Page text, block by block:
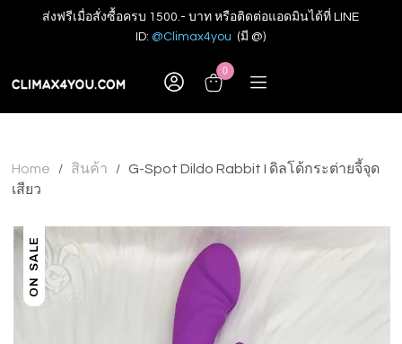
ส่งฟรีเมื่อสั่งซื้อครบ 1500.- บาท หรือติดต่อแอดมินได้ที่ LINE
ID: @Climax4you (มี @)
0
Home / สินค้า /
G-Spot Dildo Rabbit I ดิลโด้กระต่ายจี้จุด
เสียว
ON SALE